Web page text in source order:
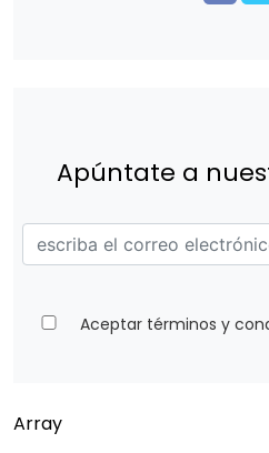
Apúntate a
Aceptar términos y
Array